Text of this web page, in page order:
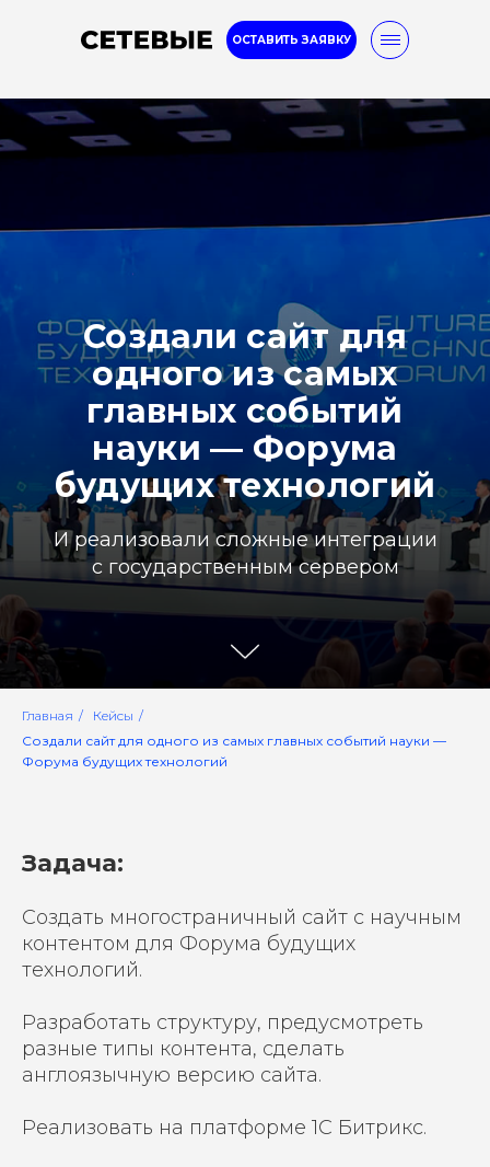
Блог
ОСТАВИТЬ ЗАЯВКУ
Internet marketing
Создали сайт для
одного из самых
главных событий
науки — Форума
будущих технологий
И реализовали сложные интеграции
с государственным сервером
Главная / Кейсы /
Создали сайт для одного из самых главных событий науки —
Форума будущих технологий
Задача:
Создать многостраничный сайт с научным
контентом для Форума будущих
технологий.
Разработать структуру, предусмотреть
разные типы контента, сделать
англоязычную версию сайта.
Реализовать на платформе 1С Битрикс.